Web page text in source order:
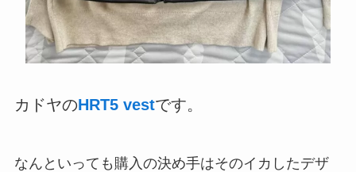
カドヤのHRT5 vestです。
なんといっても購入の決め手はそのイカしたデザ